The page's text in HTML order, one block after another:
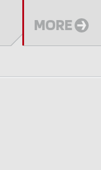
MORE